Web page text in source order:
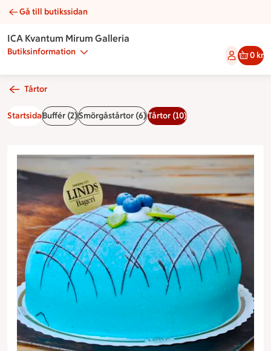
Oscarstårta | Catering ICA Kvantum Mirum Galleria
Gå till butikssidan
ICA Kvantum Mirum Galleria
Butiksinformation 0 kr
Tårtor
StartsidaBuffér (2)Smörgåstårtor (6)Tårtor (10)